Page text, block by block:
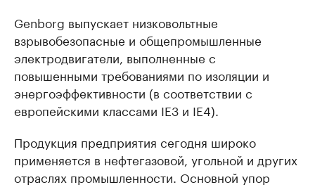
Делитесь новостями бизнеса на РБК
Управляйте страницей компании и развивайте личные
Посмотрите
Genborg выпускает низковольтные
взрывобезопасные и общепромышленные
электродвигатели, выполненные с
повышенными требованиями по изоляции и
энергоэффективности (в соответствии с
европейскими классами IE3 и IE4).
Продукция предприятия сегодня широко
применяется в нефтегазовой, угольной и других
отраслях промышленности. Основной упор